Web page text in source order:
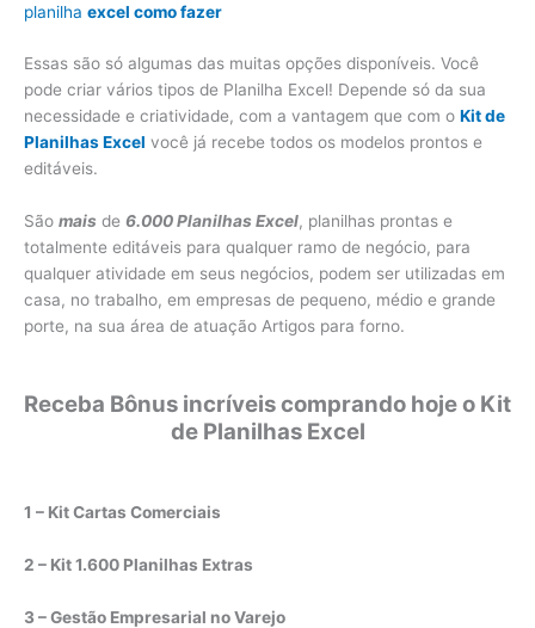
planilha excel como fazer
Essas são só algumas das muitas opções disponíveis. Você
pode criar vários tipos de Planilha Excel! Depende só da sua
necessidade e criatividade, com a vantagem que com o Kit de
Planilhas Excel você já recebe todos os modelos prontos e
editáveis.
São mais de 6.000 Planilhas Excel, planilhas prontas e
totalmente editáveis para qualquer ramo de negócio, para
qualquer atividade em seus negócios, podem ser utilizadas em
casa, no trabalho, em empresas de pequeno, médio e grande
porte, na sua área de atuação Artigos para forno.
Receba Bônus incríveis comprando hoje o Kit
de Planilhas Excel
1 – Kit Cartas Comerciais
2 – Kit 1.600 Planilhas Extras
3 – Gestão Empresarial no Varejo